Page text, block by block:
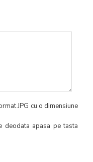
JPG cu o dimensiune
deodata apasa pe tasta